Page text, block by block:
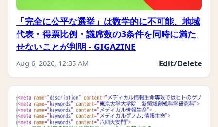
「完全に公平な選挙」は数学的に不可能、地域
代表・得票比例・議席数の3条件を同時に満た
せないことが判明 - GIGAZINE
Aug 6, 2026, 12:35 AM Edit/Delete